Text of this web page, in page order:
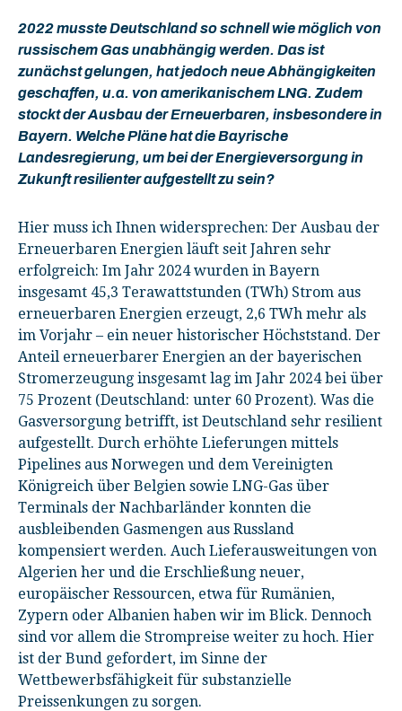
2022 musste Deutschland so schnell wie möglich von
russischem Gas unabhängig werden. Das ist
zunächst gelungen, hat jedoch neue Abhängigkeiten
geschaffen, u.a. von amerikanischem LNG. Zudem
stockt der Ausbau der Erneuerbaren, insbesondere in
Bayern. Welche Pläne hat die Bayrische
Landesregierung, um bei der Energieversorgung in
Zukunft resilienter aufgestellt zu sein?
Hier muss ich Ihnen widersprechen: Der Ausbau der
Erneuerbaren Energien läuft seit Jahren sehr
erfolgreich: Im Jahr 2024 wurden in Bayern
insgesamt 45,3 Terawattstunden (TWh) Strom aus
erneuerbaren Energien erzeugt, 2,6 TWh mehr als
im Vorjahr – ein neuer historischer Höchststand. Der
Anteil erneuerbarer Energien an der bayerischen
Stromerzeugung insgesamt lag im Jahr 2024 bei über
75 Prozent (Deutschland: unter 60 Prozent). Was die
Gasversorgung betrifft, ist Deutschland sehr resilient
aufgestellt. Durch erhöhte Lieferungen mittels
Pipelines aus Norwegen und dem Vereinigten
Königreich über Belgien sowie LNG-Gas über
Terminals der Nachbarländer konnten die
ausbleibenden Gasmengen aus Russland
kompensiert werden. Auch Lieferausweitungen von
Algerien her und die Erschließung neuer,
europäischer Ressourcen, etwa für Rumänien,
Zypern oder Albanien haben wir im Blick. Dennoch
sind vor allem die Strompreise weiter zu hoch. Hier
ist der Bund gefordert, im Sinne der
Wettbewerbsfähigkeit für substanzielle
Preissenkungen zu sorgen.